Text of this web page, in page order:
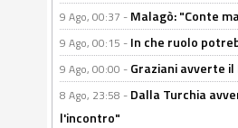
9 Ago, 00:37 - Malagò: "Conte
9 Ago, 00:15 - In che ruolo
9 Ago, 00:00 - Graziani avverte il
8 Ago, 23:58 - Dalla Turchia
l'incontro"